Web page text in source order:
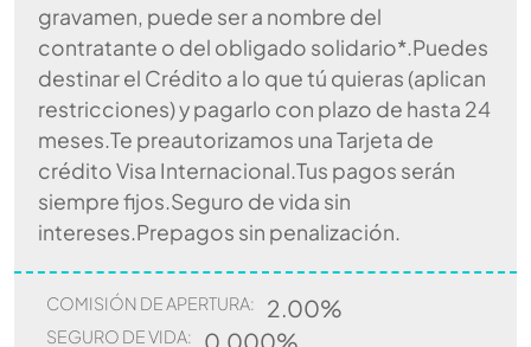
gravamen, puede ser a nombre del
contratante o del obligado solidario*.Puedes
destinar el Crédito a lo que tú quieras (aplican
restricciones) y pagarlo con plazo de hasta 24
meses.Te preautorizamos una Tarjeta de
crédito Visa Internacional.Tus pagos serán
siempre fijos.Seguro de vida sin
intereses.Prepagos sin penalización.
COMISIÓN DE APERTURA: 2.00%
SEGURO DE VIDA: 0.000%